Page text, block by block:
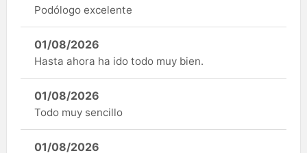
Podólogo excelente
01/08/2026
Hasta ahora ha ido todo muy bien.
01/08/2026
Todo muy sencillo
01/08/2026